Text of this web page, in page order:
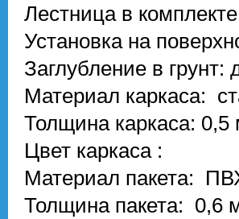
Лестница в
Установка на
Заглубление в грунт:
Материал каркаса:
Толщина каркаса: 0,5
Цвет каркаса :
Материал пакета:
Толщина пакета: 0,6